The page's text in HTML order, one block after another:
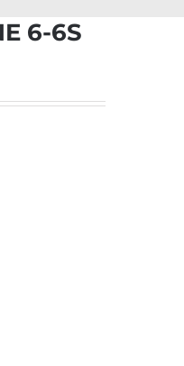
6-6S